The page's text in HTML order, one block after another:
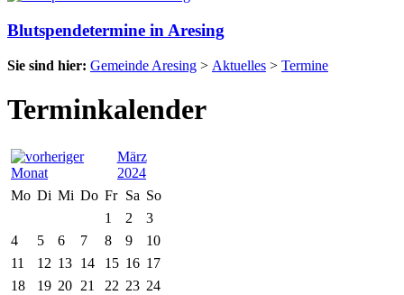
Blutspendetermine in Aresing
Sie sind hier: Gemeinde Aresing > Aktuelles > Termine
Terminkalender
März
2024
Mo Di Mi Do Fr Sa So
1
2
3
4
5 6 7 8 9
10
11
12 13 14 15 16 17
18
19 20 21 22 23 24